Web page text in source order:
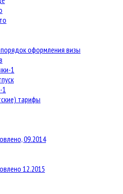
оформления визы
1
тарифы
09.2014
12.2015